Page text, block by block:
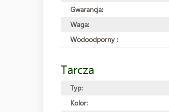
Gwarancja:
Waga:
Wodoodporny :
Tarcza
Typ:
Kolor: